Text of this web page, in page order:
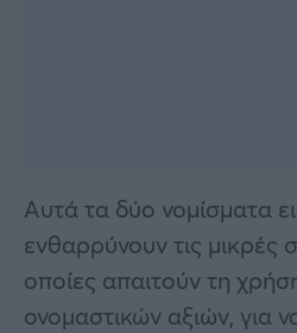
Αυτά τα δύο νομίσματα
ενθαρρύνουν τις μικρές
οποίες απαιτούν τη
ονομαστικών αξιών, για